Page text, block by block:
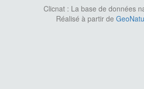
Clicnat : La base de données
Réalisé à partir de